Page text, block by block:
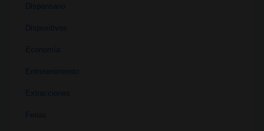
Dispensario
Dispositivos
Economía
Entretenimiento
Extracciones
Ferias